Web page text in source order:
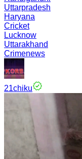
Uttarpradesh
Haryana
Cricket
Lucknow
Uttarakhand
Crimenews
21chiku